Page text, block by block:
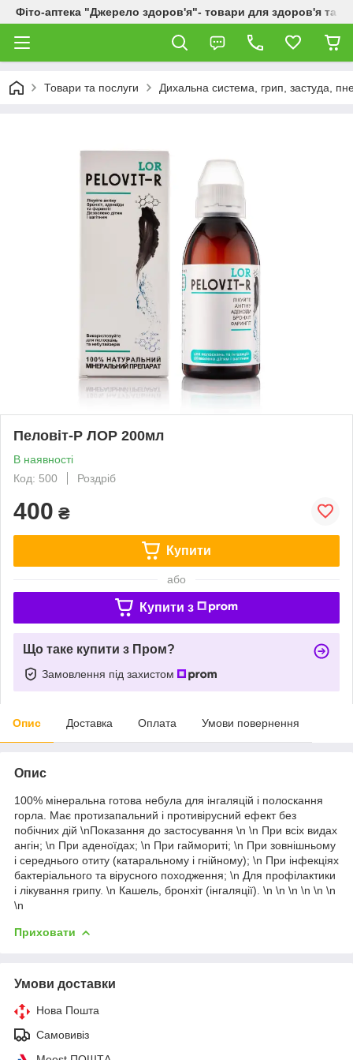
Фіто-аптека "Джерело здоров'я"- товари для здоров'я та
Товари та послуги Дихальна система, грип, застуда,
Пеловіт-Р ЛОР 200мл
В наявності
Код: 500
Роздріб
400 ₴
Купити
або
Купити з
Що таке купити з Пром?
Замовлення під захистом
Опис Доставка Оплата Умови повернення
Опис
100% мінеральна готова небула для інгаляцій і полоскання
горла. Має протизапальний і противірусний ефект без
побічних дій \nПоказання до застосування \n \n При всіх видах
ангін; \n При аденоїдах; \n При гаймориті; \n При зовнішньому
і середнього отиту (катаральному і гнійному); \n При інфекціях
бактеріального та вірусного походження; \n Для профілактики
і лікування грипу. \n Кашель, бронхіт (інгаляції). \n \n \n \n \n \n
\n
Приховати
Умови доставки
Нова Пошта
Самовивіз